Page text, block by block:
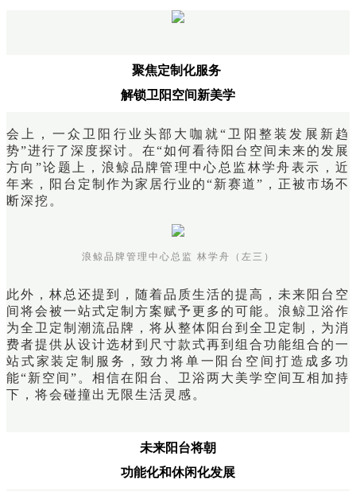
聚焦定制化服务
解锁卫阳空间新美学
会上，一众卫阳行业头部大咖就“卫阳整装发展新趋
势”进行了深度探讨。在“如何看待阳台空间未来的发展
方向”论题上，浪鲸品牌管理中心总监林学舟表示，近
年来，阳台定制作为家居行业的“新赛道”，正被市场不
断深挖。
浪鲸品牌管理中心总监 林学舟（左三）
此外，林总还提到，随着品质生活的提高，未来阳台空
间将会被一站式定制方案赋予更多的可能。浪鲸卫浴作
为全卫定制潮流品牌，将从整体阳台到全卫定制，为消
费者提供从设计选材到尺寸款式再到组合功能组合的一
站式家装定制服务，致力将单一阳台空间打造成多功
能“新空间”。相信在阳台、卫浴两大美学空间互相加持
下，将会碰撞出无限生活灵感。
未来阳台将朝
功能化和休闲化发展